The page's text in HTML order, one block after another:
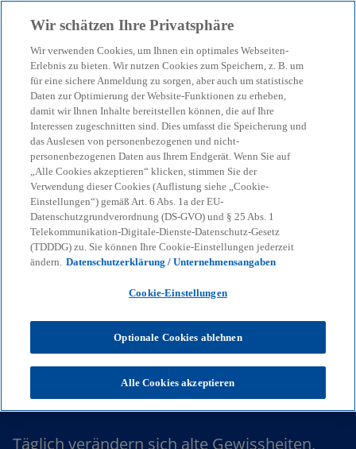
menu search
Themen
Täglich verändern sich alte Gewissheiten,
Wir schätzen Ihre Privatsphäre
Wir verwenden Cookies, um Ihnen ein optimales Webseiten-
Erlebnis zu bieten. Wir nutzen Cookies zum Speichern, z. B. um
für eine sichere Anmeldung zu sorgen, aber auch um statistische
Daten zur Optimierung der Website-Funktionen zu erheben,
damit wir Ihnen Inhalte bereitstellen können, die auf Ihre
Interessen zugeschnitten sind. Dies umfasst die Speicherung und
das Auslesen von personenbezogenen und nicht-
personenbezogenen Daten aus Ihrem Endgerät. Wenn Sie auf
„Alle Cookies akzeptieren“ klicken, stimmen Sie der
Verwendung dieser Cookies (Auflistung siehe „Cookie-
Einstellungen“) gemäß Art. 6 Abs. 1a der EU-
Datenschutzgrundverordnung (DS-GVO) und § 25 Abs. 1
Telekommunikation-Digitale-Dienste-Datenschutz-Gesetz
(TDDDG) zu. Sie können Ihre Cookie-Einstellungen jederzeit
ändern. Datenschutzerklärung / Unternehmensangaben
Cookie-Einstellungen
Optionale Cookies ablehnen
Alle Cookies akzeptieren